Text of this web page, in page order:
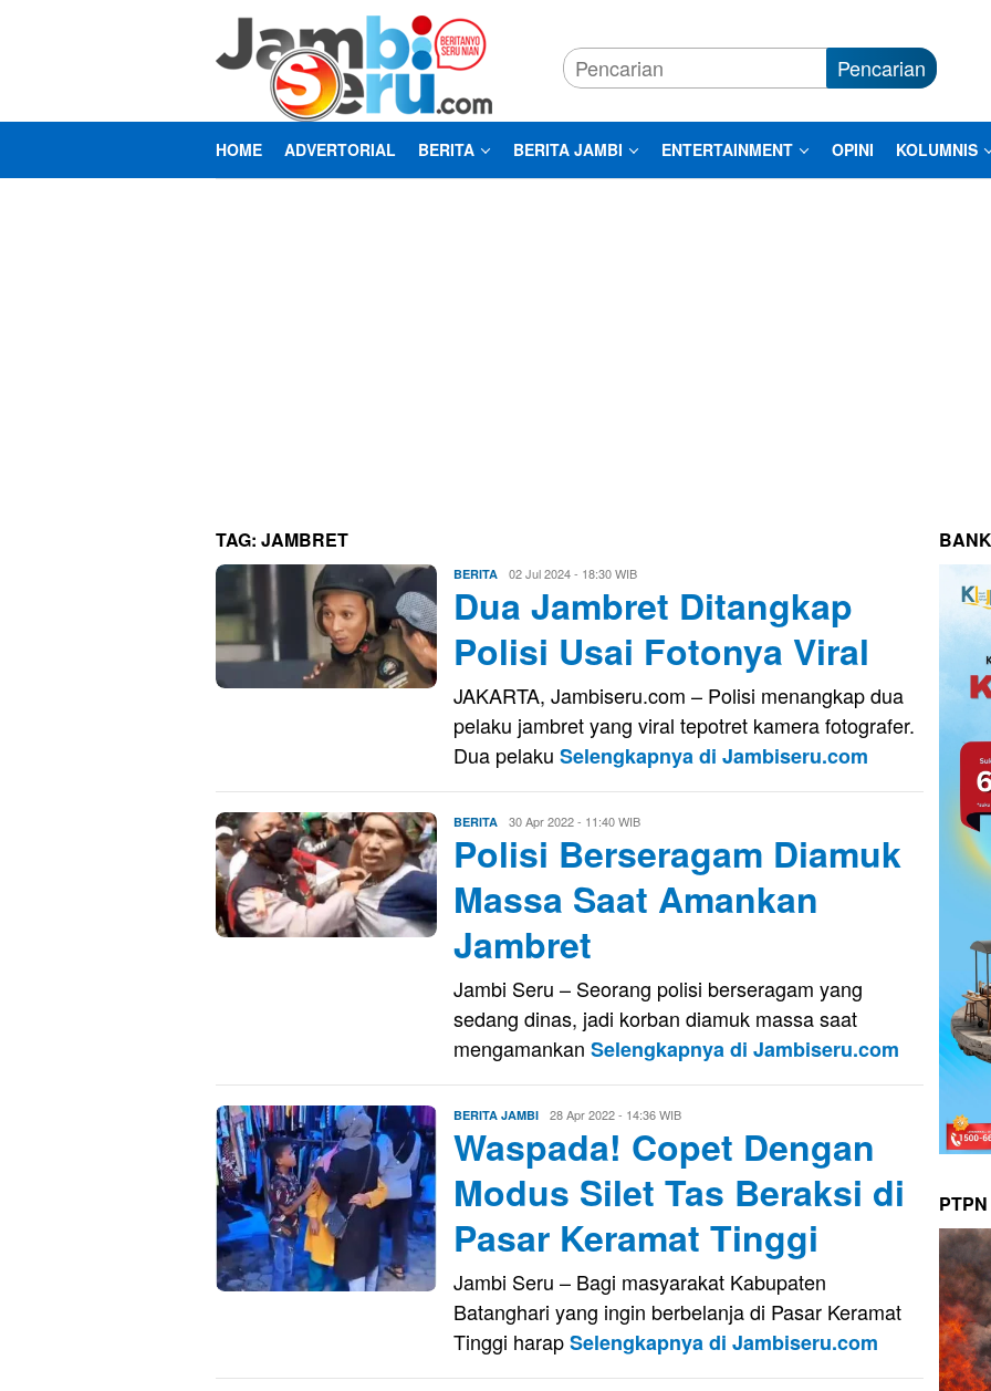
Pencarian
HOME ADVERTORIAL BERITA BERITA JAMBI ENTERTAINMENT OPINI KOLUMNIS
TAG: JAMBRET
BERITA Evo
Kusnady
02 Jul 2024 - 18:30 WIB
Dua Jambret Ditangkap
Polisi Usai Fotonya Viral
JAKARTA, Jambiseru.com – Polisi menangkap dua
pelaku jambret yang viral tepotret kamera fotografer.
Dua pelaku Selengkapnya di Jambiseru.com
BERITA Eri
Saputra
30 Apr 2022 - 11:40 WIB
Polisi Berseragam Diamuk
Massa Saat Amankan
Jambret
Jambi Seru – Seorang polisi berseragam yang
sedang dinas, jadi korban diamuk massa saat
mengamankan Selengkapnya di Jambiseru.com
BERITA JAMBI Evo
Kusnady
28 Apr 2022 - 14:36 WIB
Waspada! Copet Dengan
Modus Silet Tas Beraksi di
Pasar Keramat Tinggi
Jambi Seru – Bagi masyarakat Kabupaten
Batanghari yang ingin berbelanja di Pasar Keramat
Tinggi harapSelengkapnya di Jambiseru.com